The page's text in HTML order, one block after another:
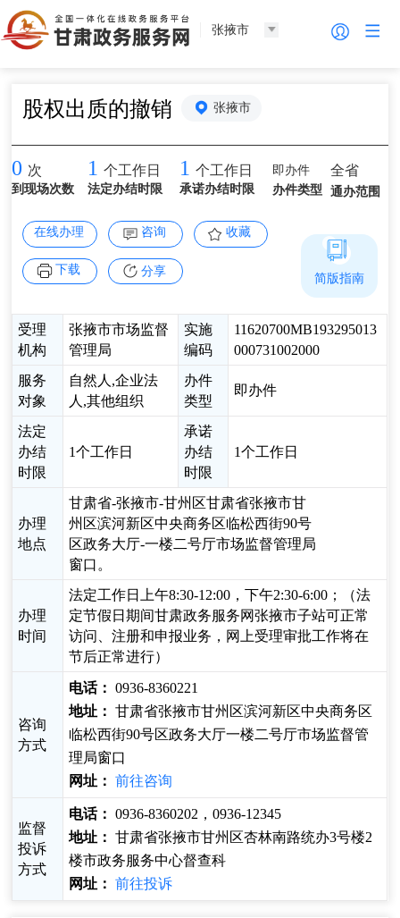
张掖市
股权出质的撤销 张掖市
0 次
到现场次数
1 个工作日
法定办结时限
1 个工作日
承诺办结时限
即办件
办件类型
全省
通办范围
在线办理 咨询 收藏
下载 分享
受理
机构
张掖市市场监督
管理局
实施
编码
11620700MB193295013
000731002000
服务
对象
自然人,企业法
人,其他组织
办件
类型
即办件
法定
办结
时限
1个工作日
承诺
办结
时限
1个工作日
办理
地点
甘肃省-张掖市-甘州区甘肃省张掖市甘
州区滨河新区中央商务区临松西街90号
区政务大厅-一楼二号厅市场监督管理局
窗口。
办理
时间
法定工作日上午8:30-12:00，下午2:30-6:00；（法
定节假日期间甘肃政务服务网张掖市子站可正常
访问、注册和申报业务，网上受理审批工作将在
节后正常进行）
咨询
方式
电话： 0936-8360221
地址： 甘肃省张掖市甘州区滨河新区中央商务区
临松西街90号区政务大厅一楼二号厅市场监督管
理局窗口
网址： 前往咨询
监督
投诉
方式
电话： 0936-8360202，0936-12345
地址： 甘肃省张掖市甘州区杏林南路统办3号楼2
楼市政务服务中心督查科
网址： 前往投诉
简版指南